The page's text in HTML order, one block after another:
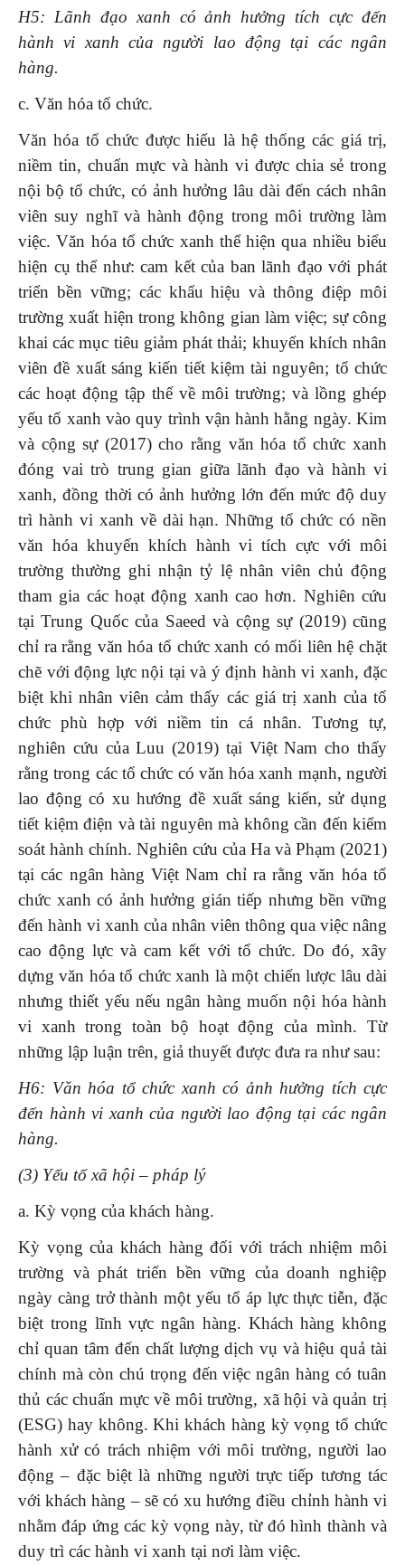
H5: Lãnh đạo xanh có ảnh hưởng tích cực đến
hành vi xanh của người lao động tại các ngân
hàng.
c. Văn hóa tổ chức.
Văn hóa tổ chức được hiểu là hệ thống các giá trị,
niềm tin, chuẩn mực và hành vi được chia sẻ trong
nội bộ tổ chức, có ảnh hưởng lâu dài đến cách nhân
viên suy nghĩ và hành động trong môi trường làm
việc. Văn hóa tổ chức xanh thể hiện qua nhiều biểu
hiện cụ thể như: cam kết của ban lãnh đạo với phát
triển bền vững; các khẩu hiệu và thông điệp môi
trường xuất hiện trong không gian làm việc; sự công
khai các mục tiêu giảm phát thải; khuyến khích nhân
viên đề xuất sáng kiến tiết kiệm tài nguyên; tổ chức
các hoạt động tập thể về môi trường; và lồng ghép
yếu tố xanh vào quy trình vận hành hằng ngày. Kim
và cộng sự (2017) cho rằng văn hóa tổ chức xanh
đóng vai trò trung gian giữa lãnh đạo và hành vi
xanh, đồng thời có ảnh hưởng lớn đến mức độ duy
trì hành vi xanh về dài hạn. Những tổ chức có nền
văn hóa khuyến khích hành vi tích cực với môi
trường thường ghi nhận tỷ lệ nhân viên chủ động
tham gia các hoạt động xanh cao hơn. Nghiên cứu
tại Trung Quốc của Saeed và cộng sự (2019) cũng
chỉ ra rằng văn hóa tổ chức xanh có mối liên hệ chặt
chẽ với động lực nội tại và ý định hành vi xanh, đặc
biệt khi nhân viên cảm thấy các giá trị xanh của tổ
chức phù hợp với niềm tin cá nhân. Tương tự,
nghiên cứu của Luu (2019) tại Việt Nam cho thấy
rằng trong các tổ chức có văn hóa xanh mạnh, người
lao động có xu hướng đề xuất sáng kiến, sử dụng
tiết kiệm điện và tài nguyên mà không cần đến kiểm
soát hành chính. Nghiên cứu của Ha và Phạm (2021)
tại các ngân hàng Việt Nam chỉ ra rằng văn hóa tổ
chức xanh có ảnh hưởng gián tiếp nhưng bền vững
đến hành vi xanh của nhân viên thông qua việc nâng
cao động lực và cam kết với tổ chức. Do đó, xây
dựng văn hóa tổ chức xanh là một chiến lược lâu dài
nhưng thiết yếu nếu ngân hàng muốn nội hóa hành
vi xanh trong toàn bộ hoạt động của mình. Từ
những lập luận trên, giả thuyết được đưa ra như sau:
H6: Văn hóa tổ chức xanh có ảnh hưởng tích cực
đến hành vi xanh của người lao động tại các ngân
hàng.
(3) Yếu tố xã hội – pháp lý
a. Kỳ vọng của khách hàng.
Kỳ vọng của khách hàng đối với trách nhiệm môi
trường và phát triển bền vững của doanh nghiệp
ngày càng trở thành một yếu tố áp lực thực tiễn, đặc
biệt trong lĩnh vực ngân hàng. Khách hàng không
chỉ quan tâm đến chất lượng dịch vụ và hiệu quả tài
chính mà còn chú trọng đến việc ngân hàng có tuân
thủ các chuẩn mực về môi trường, xã hội và quản trị
(ESG) hay không. Khi khách hàng kỳ vọng tổ chức
hành xử có trách nhiệm với môi trường, người lao
động – đặc biệt là những người trực tiếp tương tác
với khách hàng – sẽ có xu hướng điều chỉnh hành vi
nhằm đáp ứng các kỳ vọng này, từ đó hình thành và
duy trì các hành vi xanh tại nơi làm việc.